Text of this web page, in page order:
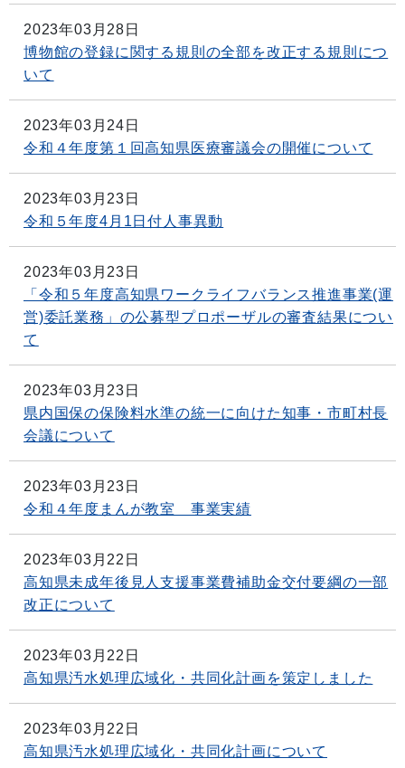
2023年03月28日
博物館の登録に関する規則の全部を改正する規則につ
いて
2023年03月24日
令和４年度第１回高知県医療審議会の開催について
2023年03月23日
令和５年度4月1日付人事異動
2023年03月23日
「令和５年度高知県ワークライフバランス推進事業(運
営)委託業務」の公募型プロポーザルの審査結果につい
て
2023年03月23日
県内国保の保険料水準の統一に向けた知事・市町村長
会議について
2023年03月23日
令和４年度まんが教室 事業実績
2023年03月22日
高知県未成年後見人支援事業費補助金交付要綱の一部
改正について
2023年03月22日
高知県汚水処理広域化・共同化計画を策定しました
2023年03月22日
高知県汚水処理広域化・共同化計画について